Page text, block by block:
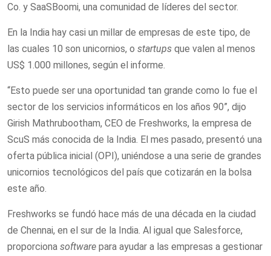
Co. y SaaSBoomi, una comunidad de líderes del sector.
En la India hay casi un millar de empresas de este tipo, de
las cuales 10 son unicornios, o startups que valen al menos
US$ 1.000 millones, según el informe.
“Esto puede ser una oportunidad tan grande como lo fue el
sector de los servicios informáticos en los años 90”, dijo
Girish Mathrubootham, CEO de Freshworks, la empresa de
ScuS más conocida de la India. El mes pasado, presentó una
oferta pública inicial (OPI), uniéndose a una serie de grandes
unicornios tecnológicos del país que cotizarán en la bolsa
este año.
Freshworks se fundó hace más de una década en la ciudad
de Chennai, en el sur de la India. Al igual que Salesforce,
proporciona software para ayudar a las empresas a gestionar